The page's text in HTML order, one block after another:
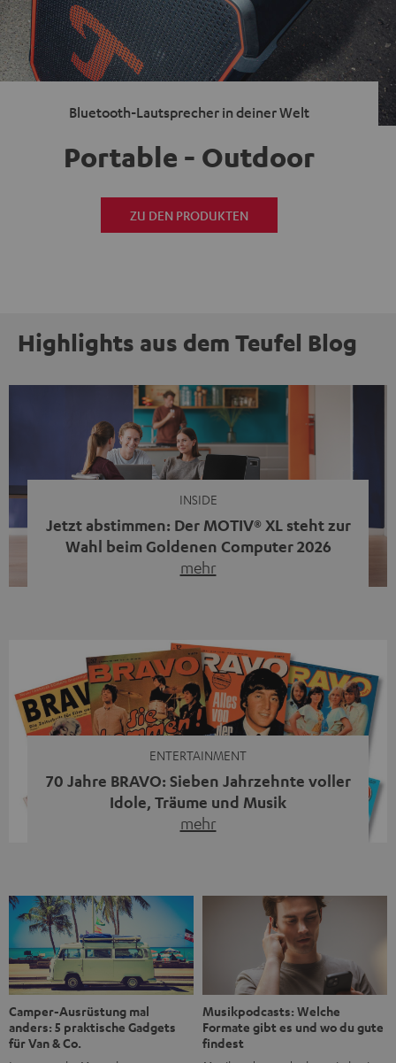
Bluetooth-Lautsprecher in deiner Welt
Portable - Outdoor
ZU DEN PRODUKTEN
Highlights aus dem Teufel Blog
INSIDE
Jetzt abstimmen: Der MOTIV® XL steht zur
Wahl beim Goldenen Computer 2026
mehr
Streaming-System vereint hochwertige HiFi-Technik,
moderne Streaming-Funktionen und hohe Flexibilität in
einem einzigen Gerät – und zeigt, dass man für großen
Sound heute keine klassische HiFi-Anlage mehr braucht.
ENTERTAINMENT
70 Jahre BRAVO: Sieben Jahrzehnte voller
Idole, Träume und Musik
mehr
1956 begleitet das Magazin Jugendliche durch Rock und
Pop, kleine Schwärmereien und große Fragen. Zum 70.
Jubiläum werfen wir einen Blick zurück. Vom Filmheft zur
Jugendmarke: Wie die BRAVO ihren Ton fand Als die […]
Camper-Ausrüstung mal
anders: 5 praktische Gadgets
für Van & Co.
Musikpodcasts: Welche
Formate gibt es und wo du gute
findest